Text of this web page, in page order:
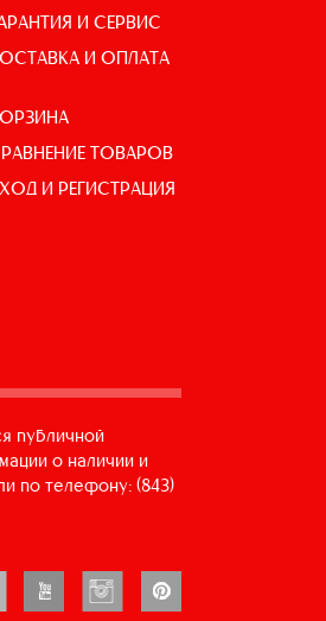
И СЕРВИС
И ОПЛАТА
ТОВАРОВ
И РЕГИСТРАЦИЯ
публичной
о наличии и
по телефону: (843)